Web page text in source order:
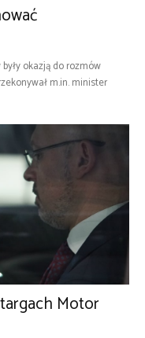
okazją do rozmów
m.in. minister
Motor